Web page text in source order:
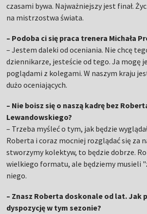
czasami bywa. Najważniejszy jest finał.
na mistrzostwa świata.
– Podoba ci się praca trenera Michała
– Jestem daleki od oceniania. Nie chcę
dziennikarze, jesteście od tego. Ja mogę
poglądami z kolegami. W naszym kraju
dużo oceniających.
– Nie boisz się o naszą kadrę bez
Lewandowskiego?
– Trzeba myśleć o tym, jak będzie
Roberta i coraz mocniej rozglądać się za
stworzymy kolektyw, to będzie dobrze.
wielkiego formatu, ale będziemy musieli
niego.
– Znasz Roberta doskonale od lat. Jak
dyspozycję w tym sezonie?